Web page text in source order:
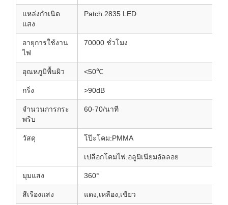
แหล่งกำเนิด
แสง
Patch 2835 LED
อายุการใช้งาน
ไฟ
70000 ชั่วโมง
อุณหภูมิพื้นผิว <50℃
กริ่ง >90dB
จำนวนการกระ
พริบ
60-70/นาที
วัสดุ โป๊ะโคม:PMMA
เปลือกโคมไฟ:อลูมิเนียมอัลลอย
มุมแสง 360°
สีเรืองแสง แดง,เหลือง,เขียว